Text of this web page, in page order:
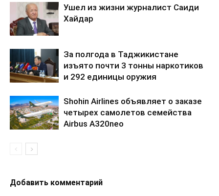
Ушел из жизни журналист Саиди
Хайдар
За полгода в Таджикистане
изъято почти 3 тонны наркотиков
и 292 единицы оружия
Shohin Airlines объявляет о заказе
четырех самолетов семейства
Airbus A320neo
Добавить комментарий